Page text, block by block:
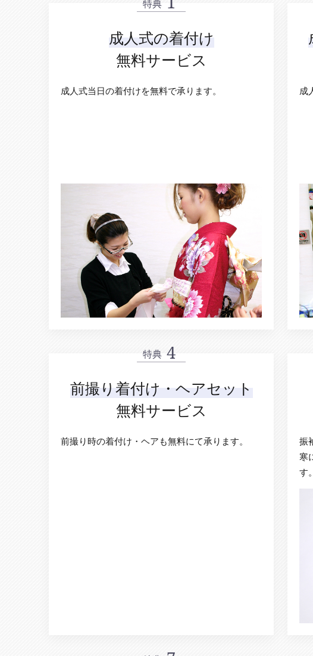
特典
成人式の着付け
無料サービス
成人式当日の着付けを無料で承ります。 成
特典
前撮り着付け・ヘアセット
無料サービス
前撮り時の着付け・ヘアも無料にて承ります。
振
寒
す。